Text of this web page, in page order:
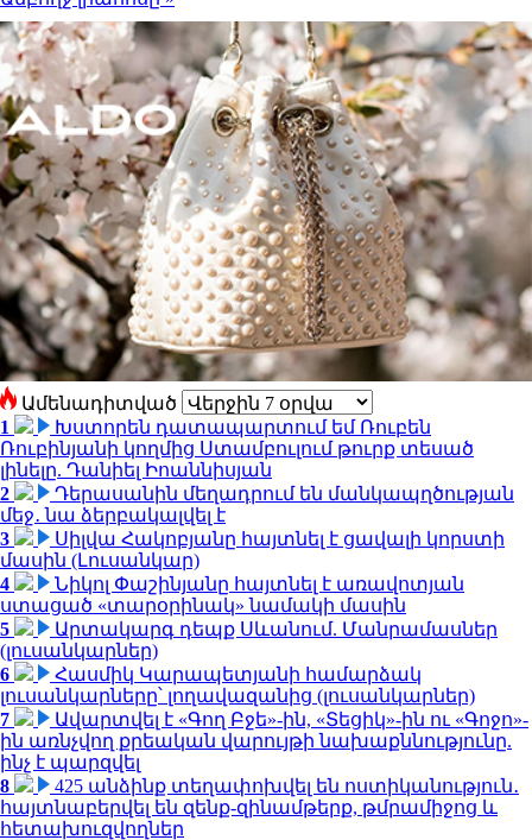
Ամենադիտված
1
Խստորեն դատապարտում եմ Ռուբեն
Ռուբինյանի կողմից Ստամբուլում թուրք տեսած
լինելը. Դանիել Իոաննիսյան
2
Դերասանին մեղադրում են մանկապղծության
մեջ․ նա ձերբակալվել է
3
Սիլվա Հակոբյանը հայտնել է ցավալի կորստի
մասին (Լուսանկար)
4
Նիկոլ Փաշինյանը հայտնել է առավոտյան
ստացած «տարօրինակ» նամակի մասին
5
Արտակարգ դեպք Սևանում. Մանրամասներ
(լուսանկարներ)
6
Հասմիկ Կարապետյանի համարձակ
լուսանկարները՝ լողավազանից (լուսանկարներ)
7
Ավարտվել է «Գող Բջե»-ին, «Տեցիկ»-ին ու «Գոջո»-
ին առնչվող քրեական վարույթի նախաքննությունը.
ինչ է պարզվել
8
425 անձինք տեղափոխվել են ոստիկանություն․
հայտնաբերվել են զենք-զինամթերք, թմրամիջոց և
հետախուզվողներ